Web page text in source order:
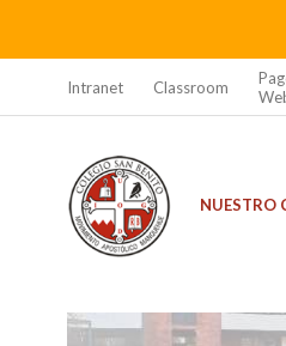
Intranet Classroom
NUESTRO